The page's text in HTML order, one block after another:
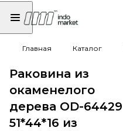
Главная Каталог
Раковина из
окаменелого
дерева OD-64429
51*44*16 из